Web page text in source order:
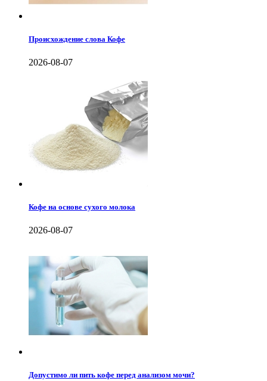
Происхождение слова Кофе
2026-08-07
Кофе на основе сухого молока
2026-08-07
Допустимо ли пить кофе перед анализом мочи?